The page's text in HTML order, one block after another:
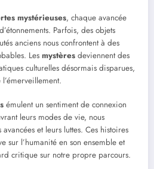
mystérieuses, chaque avancée
Parfois, des objets
anciens nous confrontent à des
Les mystères deviennent des
culturelles désormais disparues,
émulent un sentiment de connexion
leurs modes de vie, nous
et leurs luttes. Ces histoires
sur l’humanité en son ensemble et
critique sur notre propre parcours.